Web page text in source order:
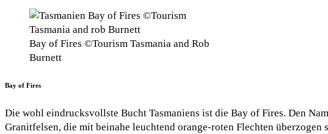
Bay of Fires ©Tourism Tasmania and Rob
Burnett
Bay of Fires
Die wohl eindrucksvollste Bucht Tasmaniens ist die Bay of Fires. Den
Granitfelsen, die mit beinahe leuchtend orange-roten Flechten